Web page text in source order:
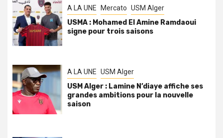
A LA UNE Mercato USM Alger
USMA : Mohamed El Amine Ramdaoui
signe pour trois saisons
A LA UNE USM Alger
USM Alger : Lamine N’diaye affiche ses
grandes ambitions pour la nouvelle
saison